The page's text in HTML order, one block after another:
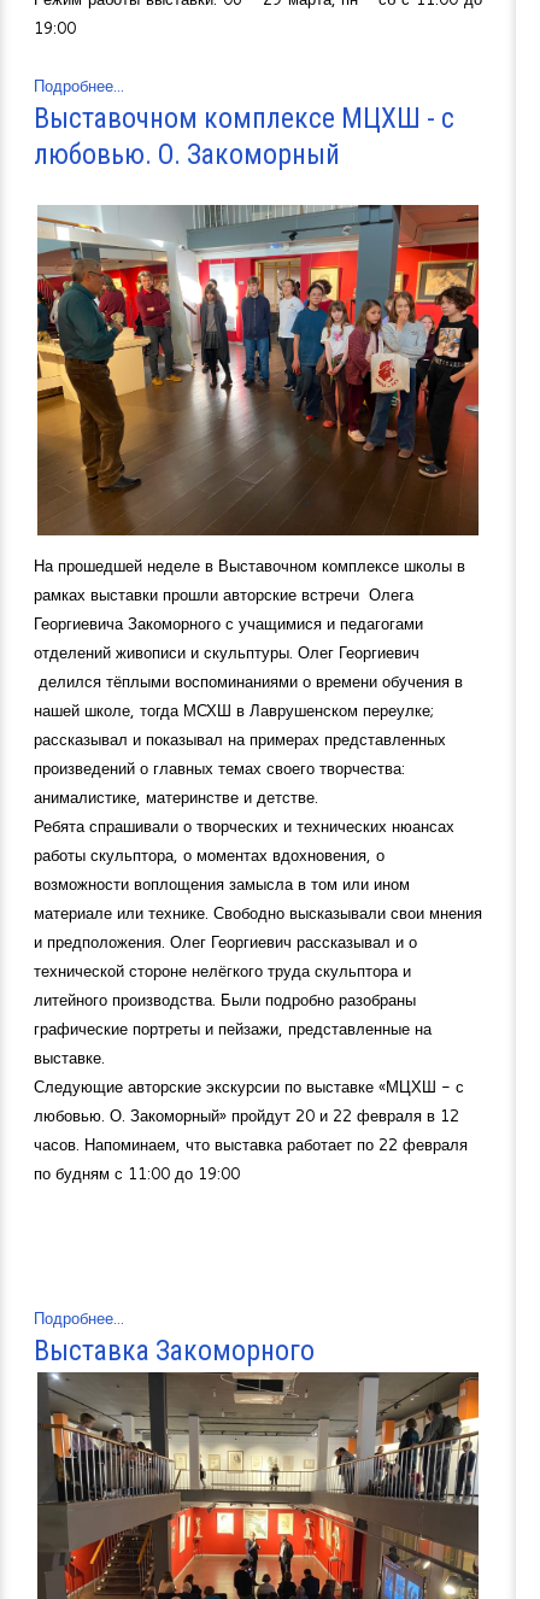
19:00
Подробнее...
Выставочном комплексе МЦХШ - с
любовью. О. Закоморный
На прошедшей неделе в Выставочном комплексе школы в
рамках выставки прошли авторские встречи Олега
Георгиевича Закоморного с учащимися и педагогами
отделений живописи и скульптуры. Олег Георгиевич
делился тёплыми воспоминаниями о времени обучения в
нашей школе, тогда МСХШ в Лаврушенском переулке;
рассказывал и показывал на примерах представленных
произведений о главных темах своего творчества:
анималистике, материнстве и детстве.
Ребята спрашивали о творческих и технических нюансах
работы скульптора, о моментах вдохновения, о
возможности воплощения замысла в том или ином
материале или технике. Свободно высказывали свои мнения
и предположения. Олег Георгиевич рассказывал и о
технической стороне нелёгкого труда скульптора и
литейного производства. Были подробно разобраны
графические портреты и пейзажи, представленные на
выставке.
Следующие авторские экскурсии по выставке «МЦХШ - с
любовью. О. Закоморный» пройдут 20 и 22 февраля в 12
часов. Напоминаем, что выставка работает по 22 февраля
по будням с 11:00 до 19:00
Подробнее...
Выставка Закоморного